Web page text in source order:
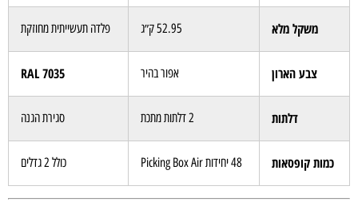
משקל מלא 52.95 ק״ג פלדה תעשייתית מחוזקת
צבע הארון אפור בהיר RAL 7035
דלתות 2 דלתות מתכת סגירת הגנה
כמות קופסאות 48 יחידות Picking Box Air כולל 2 גדלים